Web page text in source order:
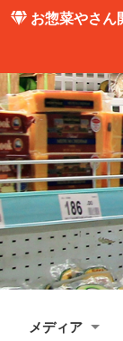
お惣菜やさん
メディア